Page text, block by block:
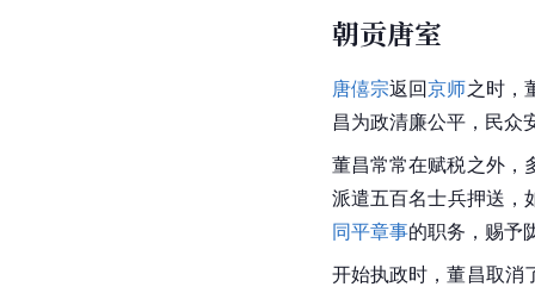
朝贡唐室
唐僖宗返回京师之时，
昌为政清廉公平，民众
董昌常常在赋税之外，
派遣五百名士兵押送，
同平章事的职务，赐予
开始执政时，董昌取消